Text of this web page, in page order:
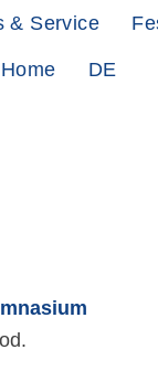
& Service
Home DE